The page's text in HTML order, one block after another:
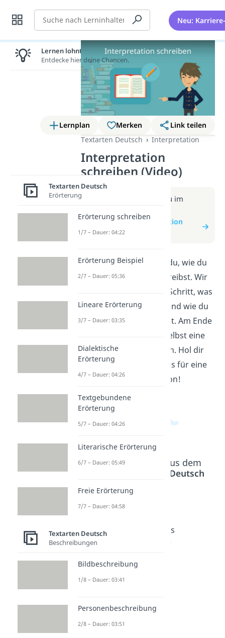
Suche Neu:
Lernplan Merken
Link teilen
Textarten Deutsch
Interpretation
Interpretation
schreiben (Video)
Weitere Infos erhältst du im
zum Beitrag: Interpretation
schreiben
In diesem Video lernst du, wie du
eine Interpretation schreibst. Wir
erklären dir Schritt für Schritt, was
eine Interpretation ist und wie du
sie strukturiert aufbaust. Am Ende
des Videos kannst du selbst eine
Interpretation verfassen. Hol dir
jetzt die Tipps und Tricks für eine
gelungene Interpretation!
Beliebte Inhalte aus dem
Textarten Deutsch
Interpr
literaris
cher
Dauer:
Parabel
Dauer:
Kurzges
chichte
Lernen lohnt sich!
Entdecke hier deine Chancen.
Textarten Deutsch
Erörterung
Erörterung schreiben
1/7 – Dauer: 04:22
Erörterung Beispiel
2/7 – Dauer: 05:36
Lineare Erörterung
3/7 – Dauer: 03:35
Dialektische
Erörterung
4/7 – Dauer: 04:26
Textgebundene
Erörterung
5/7 – Dauer: 04:26
Literarische Erörterung
6/7 – Dauer: 05:49
Freie Erörterung
7/7 – Dauer: 04:58
Textarten Deutsch
Beschreibungen
Bildbeschreibung
1/8 – Dauer: 03:41
Personenbeschreibung
2/8 – Dauer: 03:51